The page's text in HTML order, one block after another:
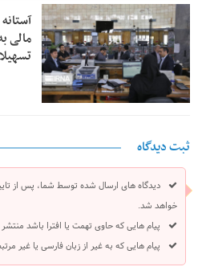
ثبت دیدگاه
دیدگاه های ارسال شده توسط شما، پس از
خواهد شد.
پیام هایی که حاوی تهمت یا افترا باشد
پیام هایی که به غیر از زبان فارسی یا غیر